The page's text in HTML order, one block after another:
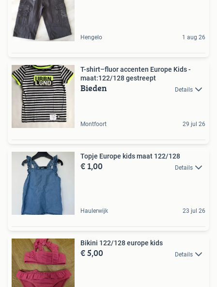
Hengelo 1 aug 26
T-shirt–fluor accenten Europe Kids -
maat:122/128 gestreept
Bieden Details
Montfoort 29 jul 26
Topje Europe kids maat 122/128
€ 1,00 Details
Haulerwijk 23 jul 26
Bikini 122/128 europe kids
€ 5,00 Details